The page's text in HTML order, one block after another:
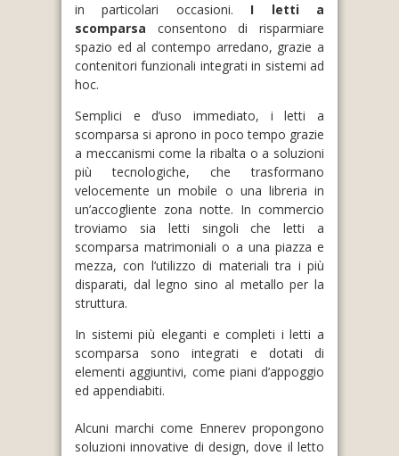
in particolari occasioni. I letti a
scomparsa consentono di risparmiare
spazio ed al contempo arredano, grazie a
contenitori funzionali integrati in sistemi ad
hoc.
Semplici e d’uso immediato, i letti a
scomparsa si aprono in poco tempo grazie
a meccanismi come la ribalta o a soluzioni
più tecnologiche, che trasformano
velocemente un mobile o una libreria in
un’accogliente zona notte. In commercio
troviamo sia letti singoli che letti a
scomparsa matrimoniali o a una piazza e
mezza, con l’utilizzo di materiali tra i più
disparati, dal legno sino al metallo per la
struttura.
In sistemi più eleganti e completi i letti a
scomparsa sono integrati e dotati di
elementi aggiuntivi, come piani d’appoggio
ed appendiabiti.
Alcuni marchi come Ennerev propongono
soluzioni innovative di design, dove il letto